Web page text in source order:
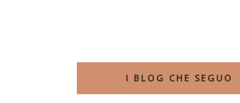
I BLOG CHE SEGUO